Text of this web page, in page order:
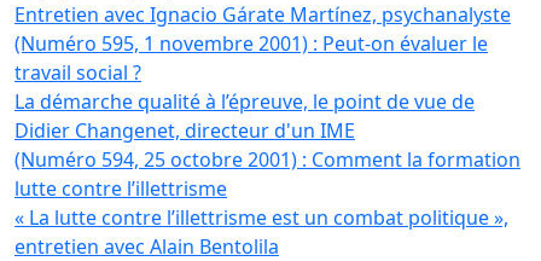
Entretien avec Ignacio Gárate Martínez, psychanalyste
(Numéro 595, 1 novembre 2001) : Peut-on évaluer le
travail social ?
La démarche qualité à l’épreuve, le point de vue de
Didier Changenet, directeur d'un IME
(Numéro 594, 25 octobre 2001) : Comment la formation
lutte contre l’illettrisme
« La lutte contre l’illettrisme est un combat politique »,
entretien avec Alain Bentolila